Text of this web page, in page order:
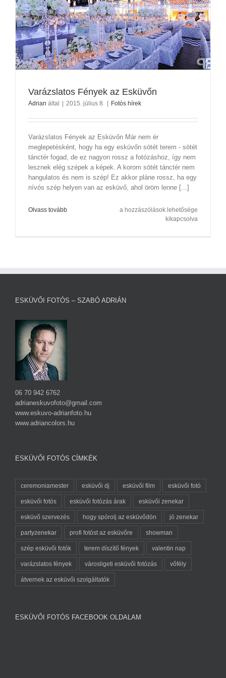
Varázslatos Fények az Esküvőn
Adrian által | 2015. július 8. | Fotós hírek
Varázslatos Fények az Esküvőn Már nem ér
meglepetésként, hogy ha egy esküvőn sötét terem - sötét
tánctér fogad, de ez nagyon rossz a fotózáshoz, így nem
lesznek elég szépek a képek. A korom sötét tánctér nem
hangulatos és nem is szép! Ez akkor pláne rossz, ha egy
nívós szép helyen van az esküvő, ahol öröm lenne [...]
Olvass tovább
Varázslatos
a hozzászólások lehetősége
kikapcsolva
ESKÜVŐI FOTÓS – SZABÓ ADRIÁN
06 70 942 6762
adrianeskuvofoto@gmail.com
www.eskuvo-adrianfoto.hu
www.adriancolors.hu
ESKÜVŐI FOTÓS CÍMKÉK
ceremoniamester esküvői dj esküvői film esküvői fotó
esküvői fotós esküvői fotózás árak esküvői zenekar
esküvő szervezés hogy spórolj az esküvődön jó zenekar
partyzenekar profi fotóst az esküvőre showman
szép esküvői fotók terem díszítő fények valentin nap
varázslatos fények városligeti esküvői fotózás vőfély
átvernek az esküvői szolgáltatók
ESKÜVŐI FOTÓS FACEBOOK OLDALAM